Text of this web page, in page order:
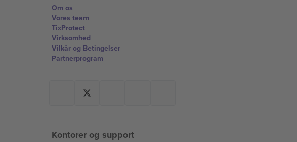
Om os
Vores team
TixProtect
Virksomhed
Vilkår og Betingelser
Partnerprogram
Kontorer og support